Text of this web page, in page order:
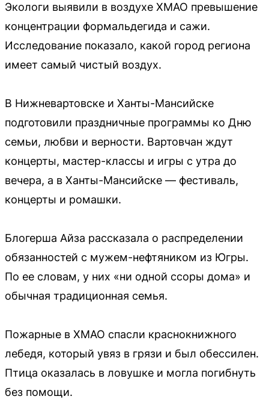
Экологи выявили в воздухе ХМАО превышение
концентрации формальдегида и сажи.
Исследование показало, какой город региона
имеет самый чистый воздух.
В Нижневартовске и Ханты-Мансийске
подготовили праздничные программы ко Дню
семьи, любви и верности. Вартовчан ждут
концерты, мастер-классы и игры с утра до
вечера, а в Ханты-Мансийске — фестиваль,
концерты и ромашки.
Блогерша Айза рассказала о распределении
обязанностей с мужем-нефтяником из Югры.
По ее словам, у них «ни одной ссоры дома» и
обычная традиционная семья.
Пожарные в ХМАО спасли краснокнижного
лебедя, который увяз в грязи и был обессилен.
Птица оказалась в ловушке и могла погибнуть
без помощи.